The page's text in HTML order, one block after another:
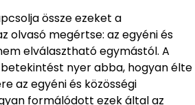
össze ezeket a
olvasó megértse: az egyéni és
elválasztható egymástól. A
nyer abba, hogyan élte
az egyéni és közösségi
formálódott ezek által az